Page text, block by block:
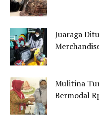
Juaraga
Mulitina
Bermodal